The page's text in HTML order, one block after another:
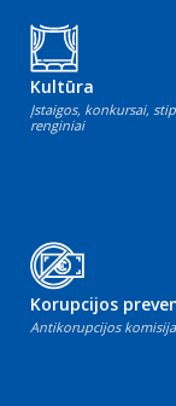
Kultūra
Įstaigos, konkursai,
renginiai
Korupcijos
Antikorupcijos